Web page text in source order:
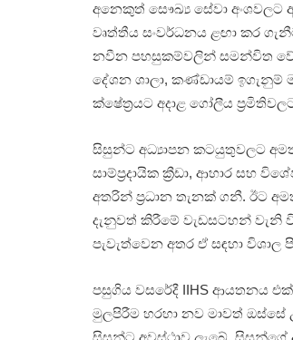
අනෙකුත් සෞඛ්‍ය සේවා අංශවලට
වෘත්තීය සංවර්ධනය ළඟා කර
නවීන පහසුකම්වලින් සමන්විත වේ.
දේශන ශාලා, කණ්ඩායම්
ක්ෂේත්‍රයට අදාළ ගෝලීය
සිසුන්ට අධ්‍යාපන කටයුතුවලට
සාම්ප්‍රදායික ක්‍රීඩා, ආහාර සහ
අතරින් ප්‍රධාන තැනක් ගනී. ඊට
දැනුවත් කිරීමේ වැඩසටහන් වැනි
පැවැත්වෙන අතර ඒ සඳහා විශාල
පසුගිය වසරේදී IIHS ආයතනය
මුලපිරීම හරහා නව මාවත් ඔස්සේ
සිසුන්ට අවස්ථාව ලැබේ. සිසුන්ගේ